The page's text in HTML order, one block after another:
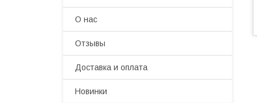
О нас
Отзывы
Доставка и оплата
Новинки